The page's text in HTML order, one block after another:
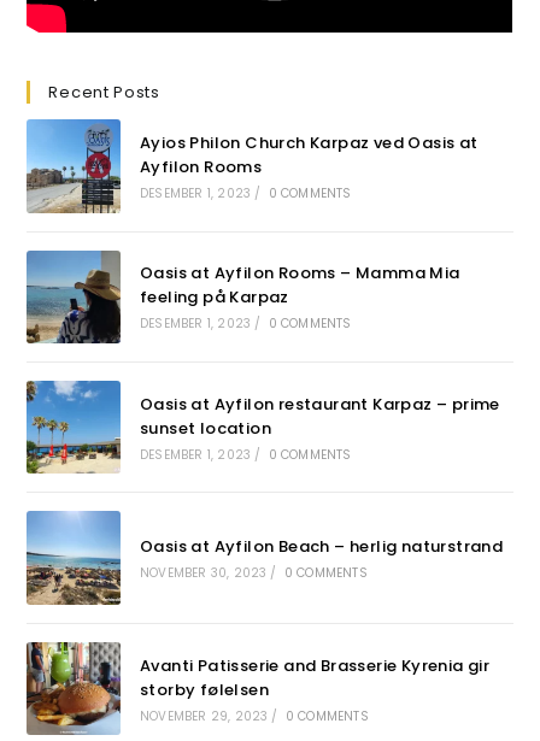
Recent Posts
Ayios Philon Church Karpaz ved Oasis at
Ayfilon Rooms
DESEMBER 1, 2023 / 0 COMMENTS
Oasis at Ayfilon Rooms – Mamma Mia
feeling på Karpaz
DESEMBER 1, 2023 / 0 COMMENTS
Oasis at Ayfilon restaurant Karpaz – prime
sunset location
DESEMBER 1, 2023 / 0 COMMENTS
Oasis at Ayfilon Beach – herlig naturstrand
NOVEMBER 30, 2023 / 0 COMMENTS
Avanti Patisserie and Brasserie Kyrenia gir
storby følelsen
NOVEMBER 29, 2023 / 0 COMMENTS